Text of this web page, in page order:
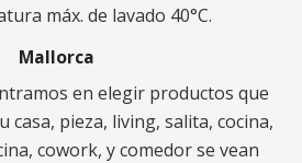
máx. de lavado 40°C.
Mallorca
en elegir productos que
casa, pieza, living, salita, cocina,
cowork, y comedor se vean